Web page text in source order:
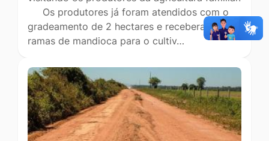
Os produtores já foram atendidos com o
gradeamento de 2 hectares e receberam
ramas de mandioca para o cultiv…